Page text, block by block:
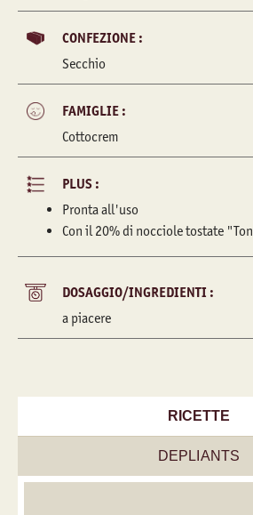
CONFEZIONE :
Secchio
FAMIGLIE :
Cottocrem
PLUS :
Pronta all'uso
Con il 20% di nocciole tostate
DOSAGGIO/INGREDIENTI :
a piacere
RICETTE
DEPLIANTS